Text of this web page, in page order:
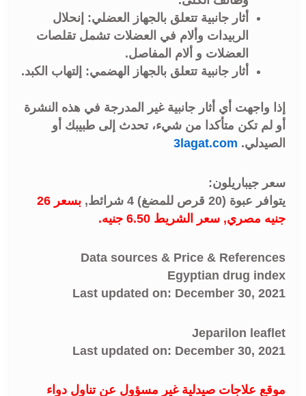
أثار جانبية تتعلق بالجهاز العضلي: إنحلال
الربيدات وألام في العضلات تشمل تقلصات
العضلات و ألام المفاصل.
أثار جانبية تتعلق بالجهاز الهضمي: إلتهاب الكبد.
إذا واجهت أي أثار جانبية غير المدرجة في هذه النشرة
أو لم تكن متأكدا من شيء، تحدث إلى طبيبك أو
الصيدلي. 3lagat.com
سعر جيباريلون:
يتوافر عبوة (20 قرص للمضغ) 4 شرائط,
بسعر 26
جنيه مصري, سعر الشريط 6.50 جنيه.
Data sources & Price & References
Egyptian drug index
Last updated on: December 30, 2021
Jeparilon leaflet
Last updated on: December 30, 2021
موقع علاجات صيدلية غير مسؤول عن تناول دواء